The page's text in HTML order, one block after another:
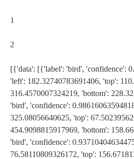
1
2
[{'data': [{'label': 'bird', 'confidence':
'left': 182.32740783691406, 'top':
316.4570007324219, 'bottom':
'bird', 'confidence':
325.08056640625, 'top':
454.9098815917969, 'bottom':
'bird', 'confidence':
76.58110809326172, 'top':